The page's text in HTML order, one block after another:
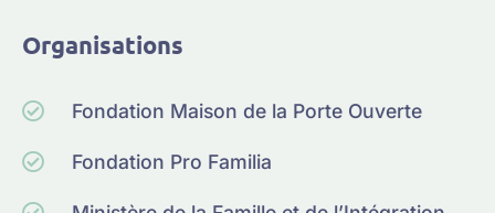
Organisations
Fondation Maison de la Porte Ouverte
Fondation Pro Familia